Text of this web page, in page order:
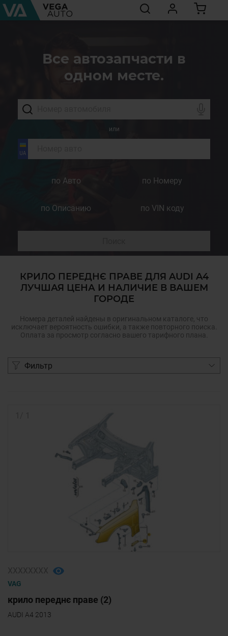
Все автозапчасти в
одном месте.
или
по Авто по Номеру
по Описанию по VIN коду
КРИЛО ПЕРЕДНЄ ПРАВЕ ДЛЯ AUDI A4
ЛУЧШАЯ ЦЕНА И НАЛИЧИЕ В ВАШЕМ
ГОРОДЕ
Номера деталей найдены в оригинальном каталоге, что
исключает вероятность ошибки, а также повторного поиска.
Оплата за просмотр согласно вашего тарифного плана.
Фильтр
VAG
крило переднє праве (2)
AUDI A4 2013